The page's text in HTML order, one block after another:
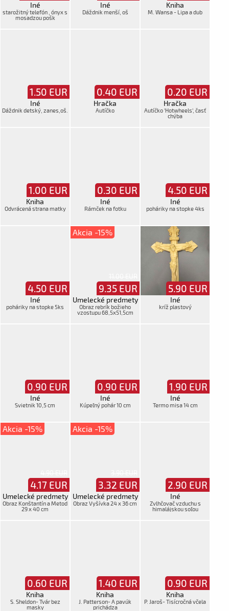
Iné
starožitný telefón , ónyx s
mosadzou pošk
Iné
Dáždnik menší, oš
Kniha
M. Wansa - Lipa a dub
1.50 EUR
Iné
Dáždnik detský, zanes,oš.
0.40 EUR
Hračka
Autíčko
0.20 EUR
Hračka
Autíčko 'Hotwheels', časť
chýba
1.00 EUR
Kniha
Odvrácená strana matky
0.30 EUR
Iné
Rámček na fotku
4.50 EUR
Iné
poháriky na stopke 4ks
4.50 EUR
Iné
poháriky na stopke 5ks
Akcia -15%
9.35 EUR
Umelecké predmety
Obraz rebrík božieho
vzostupu 68,5x51,5cm
5.90 EUR
Iné
kríž plastový
0.90 EUR
Iné
Svietnik 10,5 cm
0.90 EUR
Iné
Kúpeľný pohár 10 cm
1.90 EUR
Iné
Termo misa 14 cm
Akcia -15%
4.17 EUR
Umelecké predmety
Obraz Konštantín a Metod
29 x 40 cm
Akcia -15%
3.32 EUR
Umelecké predmety
Obraz Vyšívka 24 x 36 cm
2.90 EUR
Iné
Zvlhčovač vzduchu s
himalájskou soľou
0.60 EUR
Kniha
S. Sheldon- Tvár bez
masky
1.40 EUR
Kniha
J. Patterson- A pavúk
prichádza
0.90 EUR
Kniha
P. Jaroš- Tisícročná včela